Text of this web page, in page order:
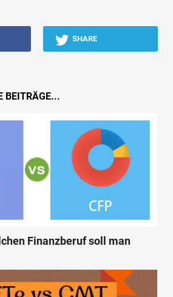
SHARE
BEITRÄGE...
Finanzberuf soll man